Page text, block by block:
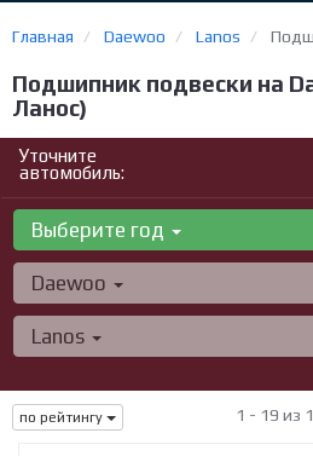
Главная Daewoo Lanos
Подшипник подвески на
Ланос)
Уточните
автомобиль:
Выберите год
Daewoo
Lanos
по рейтингу 1 - 19 из